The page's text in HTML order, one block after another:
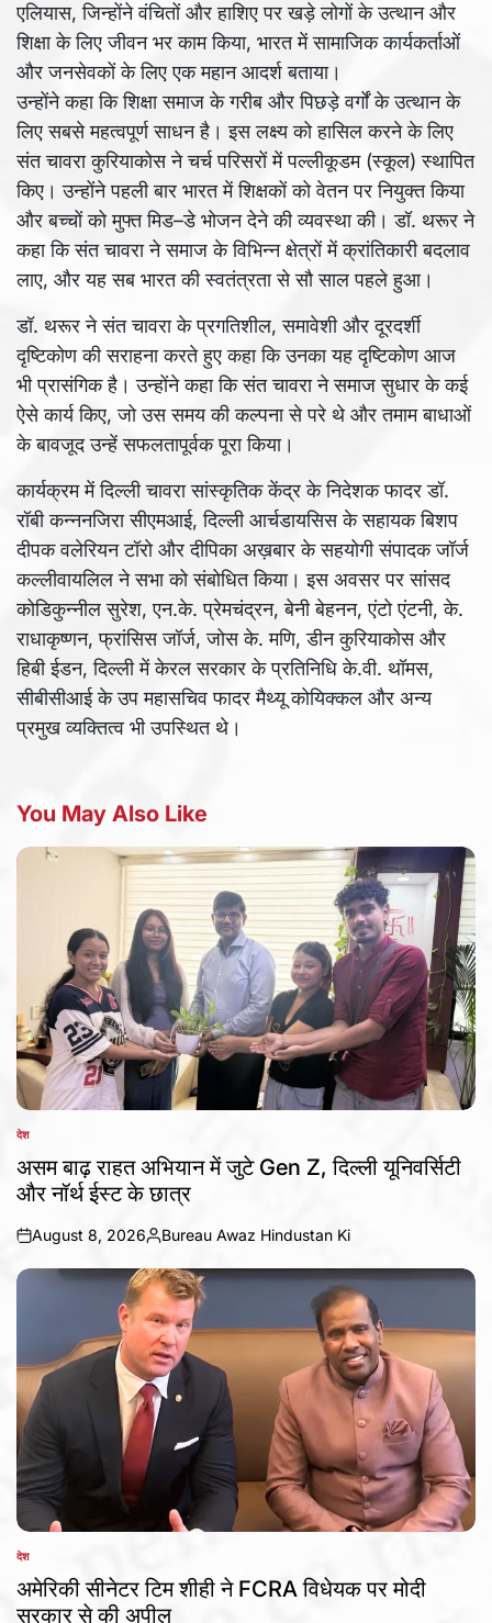
एलियास, जिन्होंने वंचितों और हाशिए पर खड़े लोगों के उत्थान और
शिक्षा के लिए जीवन भर काम किया, भारत में सामाजिक कार्यकर्ताओं
और जनसेवकों के लिए एक महान आदर्श बताया।
उन्होंने कहा कि शिक्षा समाज के गरीब और पिछड़े वर्गों के उत्थान के
लिए सबसे महत्वपूर्ण साधन है। इस लक्ष्य को हासिल करने के लिए
संत चावरा कुरियाकोस ने चर्च परिसरों में पल्लीकूडम (स्कूल) स्थापित
किए। उन्होंने पहली बार भारत में शिक्षकों को वेतन पर नियुक्त किया
और बच्चों को मुफ्त मिड–डे भोजन देने की व्यवस्था की। डॉ. थरूर ने
कहा कि संत चावरा ने समाज के विभिन्न क्षेत्रों में क्रांतिकारी बदलाव
लाए, और यह सब भारत की स्वतंत्रता से सौ साल पहले हुआ।
डॉ. थरूर ने संत चावरा के प्रगतिशील, समावेशी और दूरदर्शी
दृष्टिकोण की सराहना करते हुए कहा कि उनका यह दृष्टिकोण आज
भी प्रासंगिक है। उन्होंने कहा कि संत चावरा ने समाज सुधार के कई
ऐसे कार्य किए, जो उस समय की कल्पना से परे थे और तमाम बाधाओं
के बावजूद उन्हें सफलतापूर्वक पूरा किया।
कार्यक्रम में दिल्ली चावरा सांस्कृतिक केंद्र के निदेशक फादर डॉ.
रॉबी कन्ननजिरा सीएमआई, दिल्ली आर्चडायसिस के सहायक बिशप
दीपक वलेरियन टॉरो और दीपिका अख़बार के सहयोगी संपादक जॉर्ज
कल्लीवायलिल ने सभा को संबोधित किया। इस अवसर पर सांसद
कोडिकुन्नील सुरेश, एन.के. प्रेमचंद्रन, बेनी बेहनन, एंटो एंटनी, के.
राधाकृष्णन, फ्रांसिस जॉर्ज, जोस के. मणि, डीन कुरियाकोस और
हिबी ईडन, दिल्ली में केरल सरकार के प्रतिनिधि के.वी. थॉमस,
सीबीसीआई के उप महासचिव फादर मैथ्यू कोयिक्कल और अन्य
प्रमुख व्यक्तित्व भी उपस्थित थे।
You May Also Like
POSTED
देश
असम बाढ़ राहत अभियान में जुटे Gen Z, दिल्ली यूनिवर्सिटी
और नॉर्थ ईस्ट के छात्र
on
August 8, 2026
Posted
by
Bureau Awaz Hindustan Ki
POSTED
देश
अमेरिकी सीनेटर टिम शीही ने FCRA विधेयक पर मोदी
सरकार से की अपील